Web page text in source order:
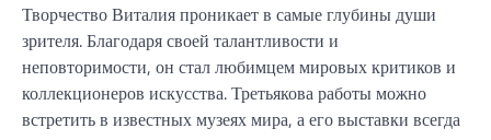
Творчество Виталия проникает в самые глубины души
зрителя. Благодаря своей талантливости и
неповторимости, он стал любимцем мировых критиков и
коллекционеров искусства. Третьякова работы можно
встретить в известных музеях мира, а его выставки всегда